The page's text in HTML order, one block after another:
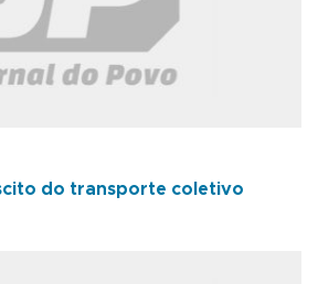
do transporte coletivo